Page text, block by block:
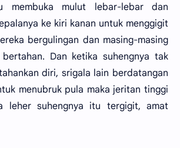
membuka mulut lebar-lebar dan
ke kiri kanan untuk menggigit
bergulingan dan masing-masing
Dan ketika suhengnya tak
diri, srigala lain berdatangan
menubruk pula maka jeritan tinggi
leher suhengnya itu tergigit, amat